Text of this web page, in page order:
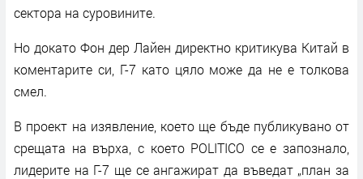
сектора на суровините.
Но докато Фон дер Лайен директно критикува Китай в
коментарите си, Г-7 като цяло може да не е толкова
смел.
В проект на изявление, което ще бъде публикувано от
срещата на върха, с което POLITICO се е запознало,
лидерите на Г-7 ще се ангажират да въведат „план за